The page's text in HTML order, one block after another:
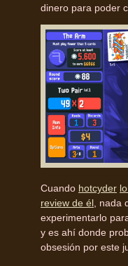
dinero para poder
Cuando hotcyder
review de él, nada
experimentarlo
y es ahí donde
obsesión por este